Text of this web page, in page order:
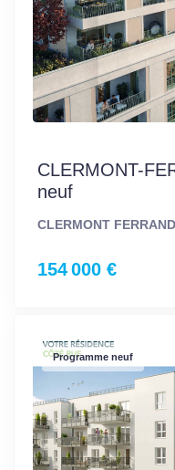
CLERMONT-
neuf
CLERMONT FERRAND
154 000 €
Programme neuf